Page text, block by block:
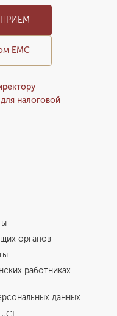
ЕМС
налоговой
органов
работниках
данных